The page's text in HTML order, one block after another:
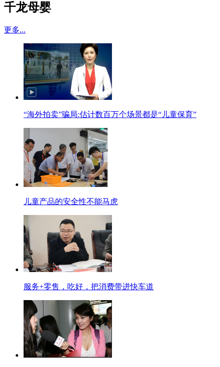
千龙母婴
更多...
“海外拍卖”骗局:估计数百万个场景都是“儿童保育”
儿童产品的安全性不能马虎
服务+零售，吃好，把消费带进快车道